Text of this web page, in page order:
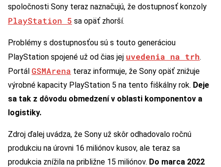
spoločnosti Sony teraz naznačujú, že dostupnosť konzoly
PlayStation 5 sa opäť zhorší.
Problémy s dostupnosťou sú s touto generáciou
PlayStation spojené už od čias jej uvedenia na trh.
Portál GSMArena teraz informuje, že Sony opäť znižuje
výrobné kapacity PlayStation 5 na tento fiškálny rok. Deje
sa tak z dôvodu obmedzení v oblasti komponentov a
logistiky.
Zdroj ďalej uvádza, že Sony už skôr odhadovalo ročnú
produkciu na úrovni 16 miliónov kusov, ale teraz sa
produkcia znížila na približne 15 miliónov. Do marca 2022